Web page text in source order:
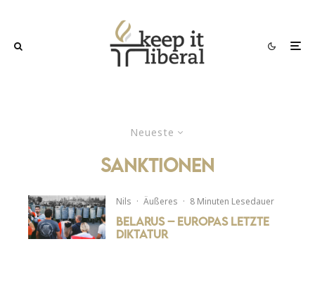
Neueste
sanktionen
Nils · Äußeres · 8 Minuten Lesedauer
Belarus – Europas letzte
Diktatur